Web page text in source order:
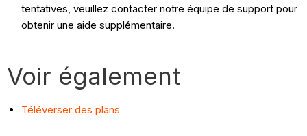
tentatives, veuillez contacter notre équipe de support pour
obtenir une aide supplémentaire.
Voir également
Téléverser des plans